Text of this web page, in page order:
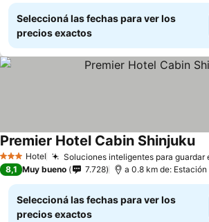
Seleccioná las fechas para ver los
precios exactos
3 Estrellas
Hotel Soluciones inteligentes para guardar
Premier Hotel Cabin Shinjuku
8,1 Muy bueno 7.728 a 0.8 km de:
Seleccioná las fechas para ver los
precios exactos